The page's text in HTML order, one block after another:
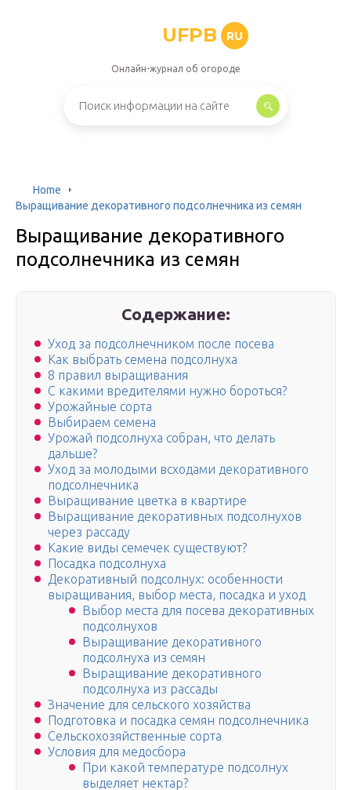
UFPB RU
Онлайн-журнал об огороде
Home
Выращивание декоративного подсолнечника из семян
Выращивание декоративного
подсолнечника из семян
Содержание:
Уход за подсолнечником после посева
Как выбрать семена подсолнуха
8 правил выращивания
С какими вредителями нужно бороться?
Урожайные сорта
Выбираем семена
Урожай подсолнуха собран, что делать
дальше?
Уход за молодыми всходами декоративного
подсолнечника
Выращивание цветка в квартире
Выращивание декоративных подсолнухов
через рассаду
Какие виды семечек существуют?
Посадка подсолнуха
Декоративный подсолнух: особенности
выращивания, выбор места, посадка и уход
Выбор места для посева декоративных
подсолнухов
Выращивание декоративного
подсолнуха из семян
Выращивание декоративного
подсолнуха из рассады
Значение для сельского хозяйства
Подготовка и посадка семян подсолнечника
Сельскохозяйственные сорта
Условия для медосбора
При какой температуре подсолнух
выделяет нектар?